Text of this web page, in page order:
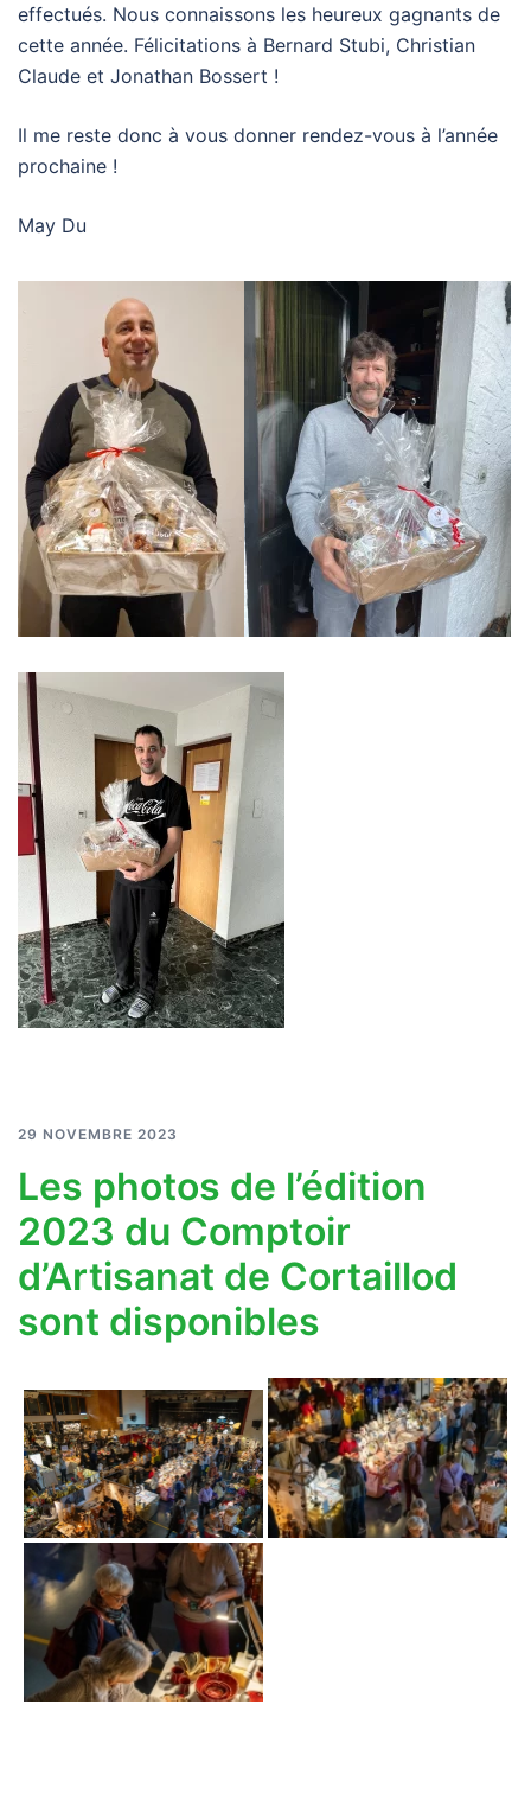
effectués. Nous connaissons les heureux gagnants de
cette année. Félicitations à Bernard Stubi, Christian
Claude et Jonathan Bossert !
Il me reste donc à vous donner rendez-vous à l’année
prochaine !
May Du
29 NOVEMBRE 2023
Les photos de l’édition
2023 du Comptoir
d’Artisanat de Cortaillod
sont disponibles